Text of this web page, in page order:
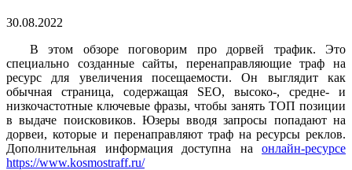
30.08.2022
В этом обзоре поговорим про дорвей трафик. Это
специально созданные сайты, перенаправляющие траф на
ресурс для увеличения посещаемости. Он выглядит как
обычная страница, содержащая SEO, высоко-, средне- и
низкочастотные ключевые фразы, чтобы занять ТОП позиции
в выдаче поисковиков. Юзеры вводя запросы попадают на
дорвеи, которые и перенаправляют траф на ресурсы реклов.
Дополнительная информация доступна на онлайн-ресурсе
https://www.kosmostraff.ru/